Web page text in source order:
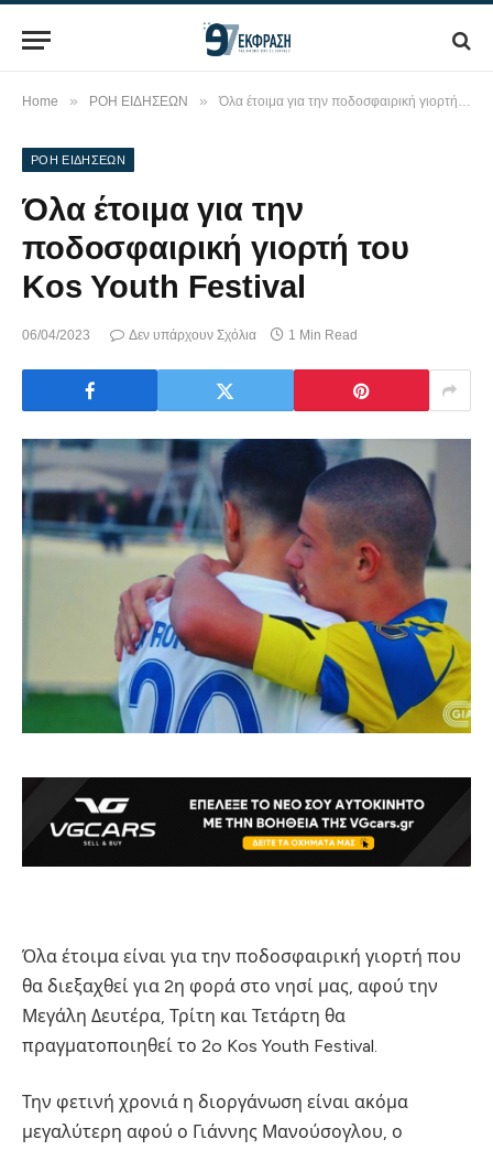
Home » ΡΟΗ ΕΙΔΗΣΕΩΝ » Όλα έτοιμα για την ποδοσφαιρική γιορτή του Kos Youth Festival
ΡΟΗ ΕΙΔΗΣΕΩΝ
Όλα έτοιμα για την
ποδοσφαιρική γιορτή του
Kos Youth Festival
06/04/2023 Δεν υπάρχουν Σχόλια 1 Min Read
Όλα έτοιμα είναι για την ποδοσφαιρική γιορτή που
θα διεξαχθεί για 2η φορά στο νησί μας, αφού την
Μεγάλη Δευτέρα, Τρίτη και Τετάρτη θα
πραγματοποιηθεί το 2o Kos Youth Festival.
Την φετινή χρονιά η διοργάνωση είναι ακόμα
μεγαλύτερη αφού ο Γιάννης Μανούσογλου, ο